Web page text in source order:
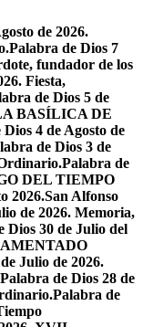
de 2026.
Palabra de Dios 7
fundador de los
Fiesta,
de Dios 5 de
BASÍLICA DE
4 de Agosto de
de Dios 3 de
Palabra de
DEL TIEMPO
2026.San Alfonso
de 2026. Memoria,
Dios 30 de Julio del
Julio de 2026.
Palabra de Dios 28 de
Palabra de